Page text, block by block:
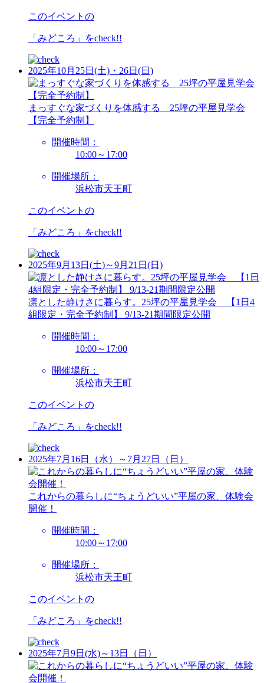
このイベントの
「みどころ」をcheck!!
2025年10月25日(土)・26日(日)
まっすぐな家づくりを体感する 25坪の平屋見学会
【完全予約制】
開催時間：
10:00～17:00
開催場所：
浜松市天王町
このイベントの
「みどころ」をcheck!!
2025年9月13日(土)～9月21日(日)
凛とした静けさに暮らす。25坪の平屋見学会 【1日4
組限定・完全予約制】 9/13-21期間限定公開
開催時間：
10:00～17:00
開催場所：
浜松市天王町
このイベントの
「みどころ」をcheck!!
2025年7月16日（水）～7月27日（日）
これからの暮らしに“ちょうどいい”平屋の家、体験会
開催！
開催時間：
10:00～17:00
開催場所：
浜松市天王町
このイベントの
「みどころ」をcheck!!
2025年7月9日(水)～13日（日）